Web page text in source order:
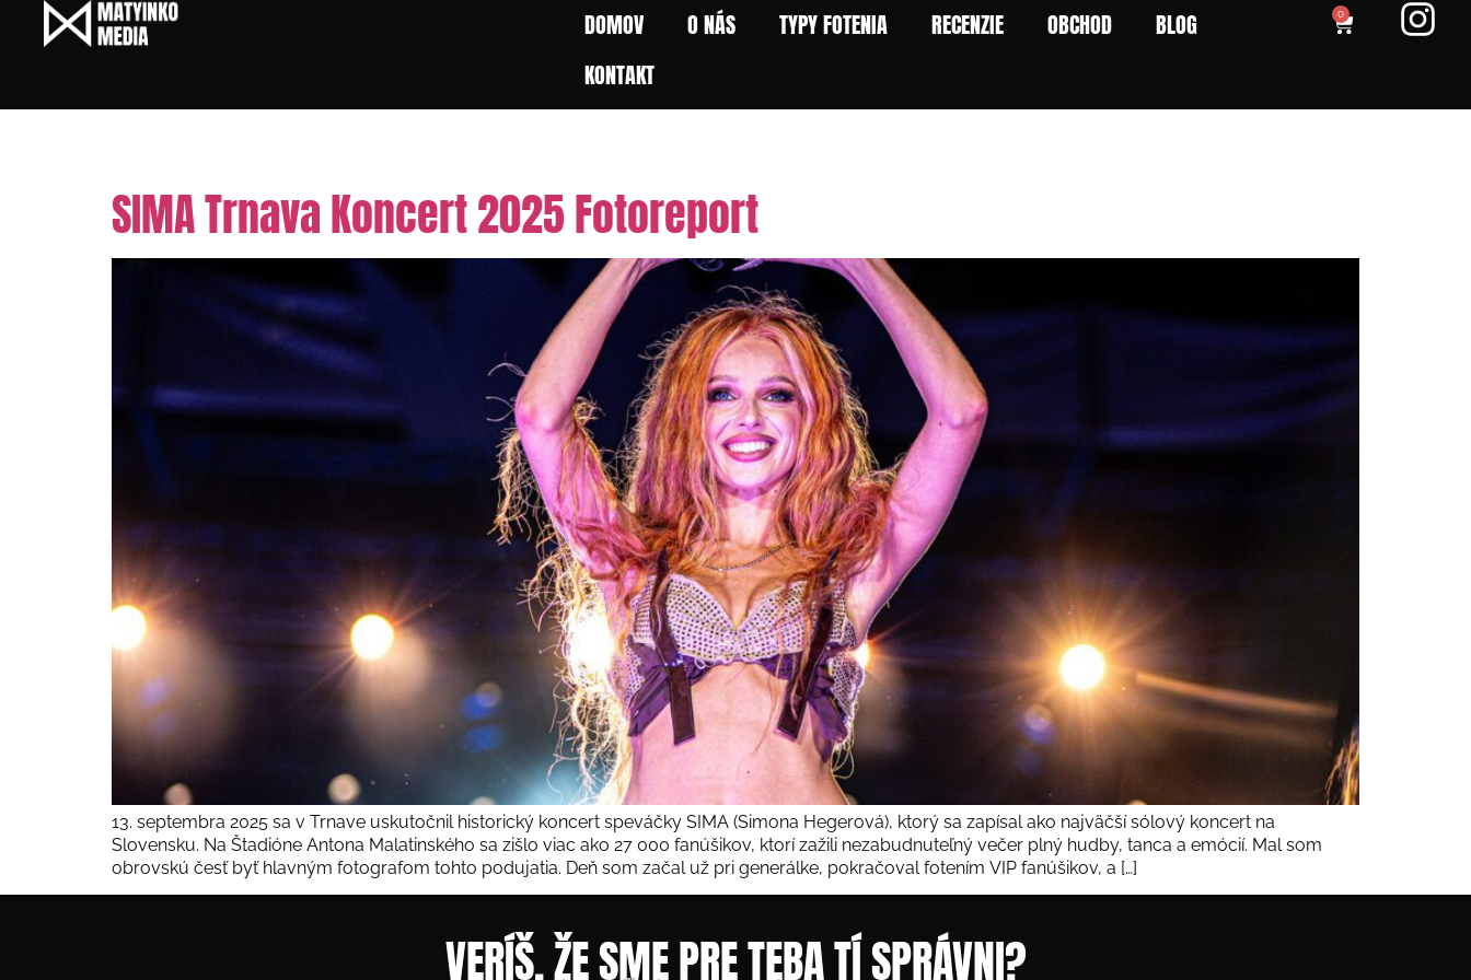
DOMOV O NÁS TYPY FOTENIA RECENZIE OBCHOD
BLOG
KONTAKT
0
SIMA Trnava Koncert 2025 Fotoreport
13. septembra 2025 sa v Trnave uskutočnil historický koncert speváčky SIMA (Simona Hegerová), ktorý sa zapísal ako najväčší sólový koncert na
Slovensku. Na Štadióne Antona Malatinského sa zišlo viac ako 27 000 fanúšikov, ktorí zažili nezabudnuteľný večer plný hudby, tanca a emócií. Mal som
obrovskú česť byť hlavným fotografom tohto podujatia. Deň som začal už pri generálke, pokračoval fotením VIP fanúšikov, a […]
VERÍŠ, ŽE SME PRE TEBA TÍ SPRÁVNI?